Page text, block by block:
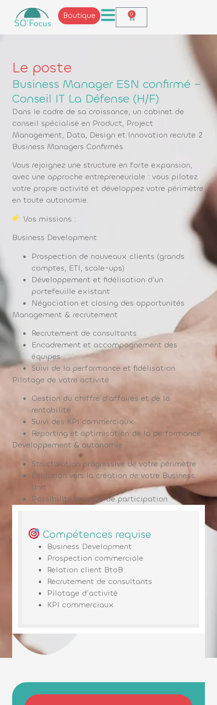
Boutique 0
Le poste
Business Manager ESN confirmé –
Conseil IT La Défense (H/F)
Dans le cadre de sa croissance, un cabinet de
conseil spécialisé en Product, Project
Management, Data, Design et Innovation recrute 2
Business Managers Confirmés.
Vous rejoignez une structure en forte expansion,
avec une approche entrepreneuriale : vous pilotez
votre propre activité et développez votre périmètre
en toute autonomie.
Vos missions :
Business Development
Prospection de nouveaux clients (grands
comptes, ETI, scale-ups)
Développement et fidélisation d’un
portefeuille existant
Négociation et closing des opportunités
Management & recrutement
Recrutement de consultants
Encadrement et accompagnement des
équipes
Suivi de la performance et fidélisation
Pilotage de votre activité
Gestion du chiffre d’affaires et de la
rentabilité
Suivi des KPI commerciaux
Reporting et optimisation de la performance
Développement & autonomie
Structuration progressive de votre périmètre
Évolution vers la création de votre Business
Unit
Possibilité de prise de participation
Compétences requise
Business Development
Prospection commerciale
Relation client BtoB
Recrutement de consultants
Pilotage d’activité
KPI commerciaux